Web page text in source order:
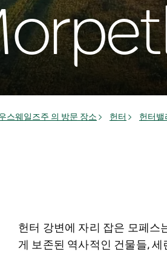
스웨일즈주 의 방문 장소 헌터 헌터
헌터 강변에 자리 잡은 모페스
게 보존된 역사적인 건물들,